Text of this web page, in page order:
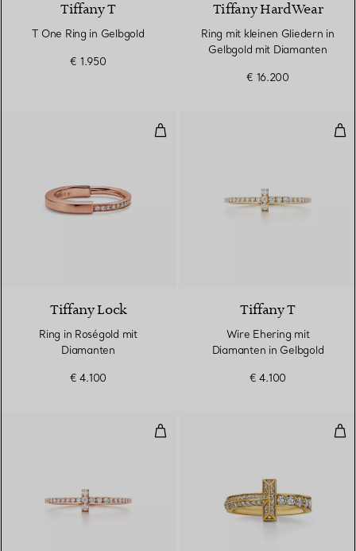
Tiffany T
T One Ring in Gelbgold
€ 1.950
Tiffany HardWear
Ring mit kleinen Gliedern in
Gelbgold mit Diamanten
€ 16.200
Ring in Roségold mit Diamanten
Tiffany Lock
Ring in Roségold mit
Diamanten
€ 4.100
Tiffany T
Wire Ehering mit
Diamanten in Gelbgold
€ 4.100
Wire Ehering mit Diamanten in
T